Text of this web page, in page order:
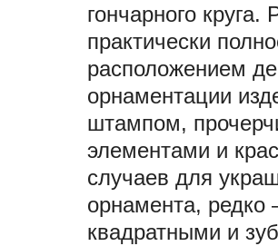
гончарного
практически
расположением
орнаментации
штампом,
элементами и
случаев для
орнамента, редко
квадратными и